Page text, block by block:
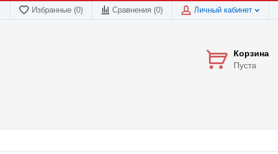
Избранные (0) Сравнения (0) Личный кабинет
Корзина
Пуста